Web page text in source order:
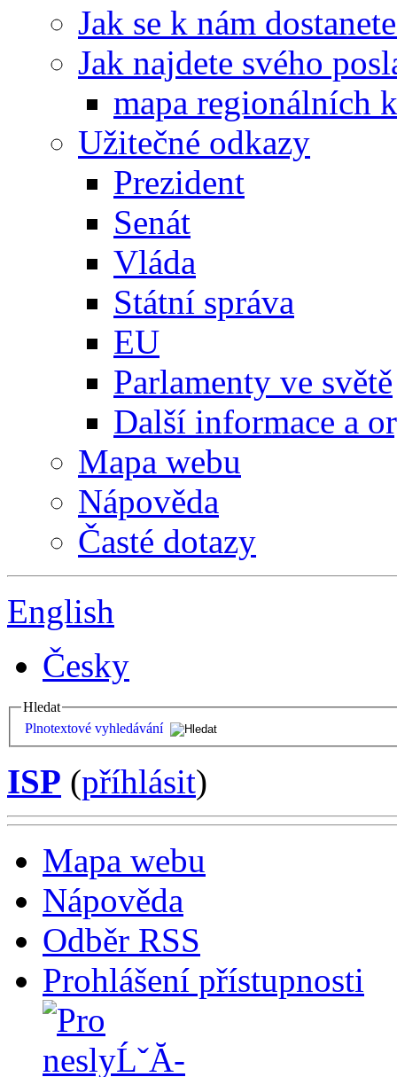
Jak se k nám
Jak najdete svého
mapa regionálních
Užitečné odkazy
Prezident
Senát
Vláda
Státní správa
EU
Parlamenty ve světě
Další informace a
Mapa webu
Nápověda
Časté dotazy
English
Česky
Hledat
Plnotextové vyhledávání
ISP (příhlásit)
Mapa webu
Nápověda
Odběr RSS
Prohlášení přístupnosti